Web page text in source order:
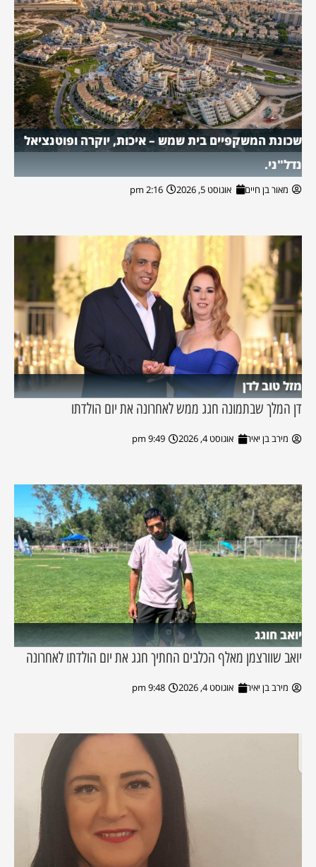
שכונת המשקפיים בית שמש – איכות, יוקרה ופוטנציאל
נדל"ני.
מאור בן חיים אוגוסט 5, 2026 2:16 pm
מזל טוב לדן
דן המלך שבתמונה חגג ממש לאחרונה את יום הולדתו
מירב בן יאיר אוגוסט 4, 2026 9:49 pm
יואב חוגג
יואב שוורצמן מאלף הכלבים החתיך חגג את יום הולדתו לאחרונה
מירב בן יאיר אוגוסט 4, 2026 9:48 pm